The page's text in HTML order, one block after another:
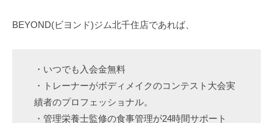
BEYOND(ビヨンド)ジム北千住店であれば、
・いつでも入会金無料
・トレーナーがボディメイクのコンテスト大会実
績者のプロフェッショナル。
・管理栄養士監修の食事管理が24時間サポート